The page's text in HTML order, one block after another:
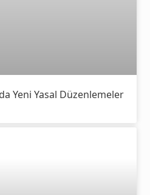
Yeni Yasal Düzenlemeler